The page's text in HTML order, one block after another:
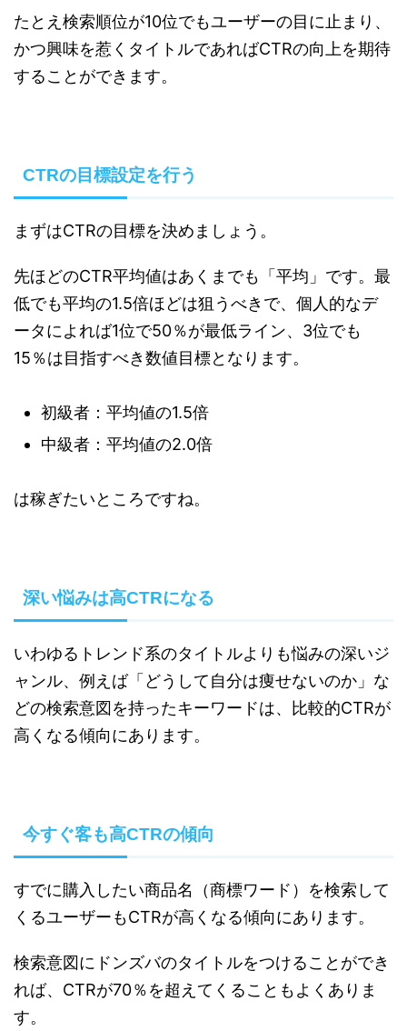
たとえ検索順位が10位でもユーザーの目に止まり、
かつ興味を惹くタイトルであればCTRの向上を期待
することができます。
CTRの目標設定を行う
まずはCTRの目標を決めましょう。
先ほどのCTR平均値はあくまでも「平均」です。最
低でも平均の1.5倍ほどは狙うべきで、個人的なデ
ータによれば1位で50％が最低ライン、3位でも
15％は目指すべき数値目標となります。
初級者：平均値の1.5倍
中級者：平均値の2.0倍
は稼ぎたいところですね。
深い悩みは高CTRになる
いわゆるトレンド系のタイトルよりも悩みの深いジ
ャンル、例えば「どうして自分は痩せないのか」な
どの検索意図を持ったキーワードは、比較的CTRが
高くなる傾向にあります。
今すぐ客も高CTRの傾向
すでに購入したい商品名（商標ワード）を検索して
くるユーザーもCTRが高くなる傾向にあります。
検索意図にドンズバのタイトルをつけることができ
れば、CTRが70％を超えてくることもよくありま
す。